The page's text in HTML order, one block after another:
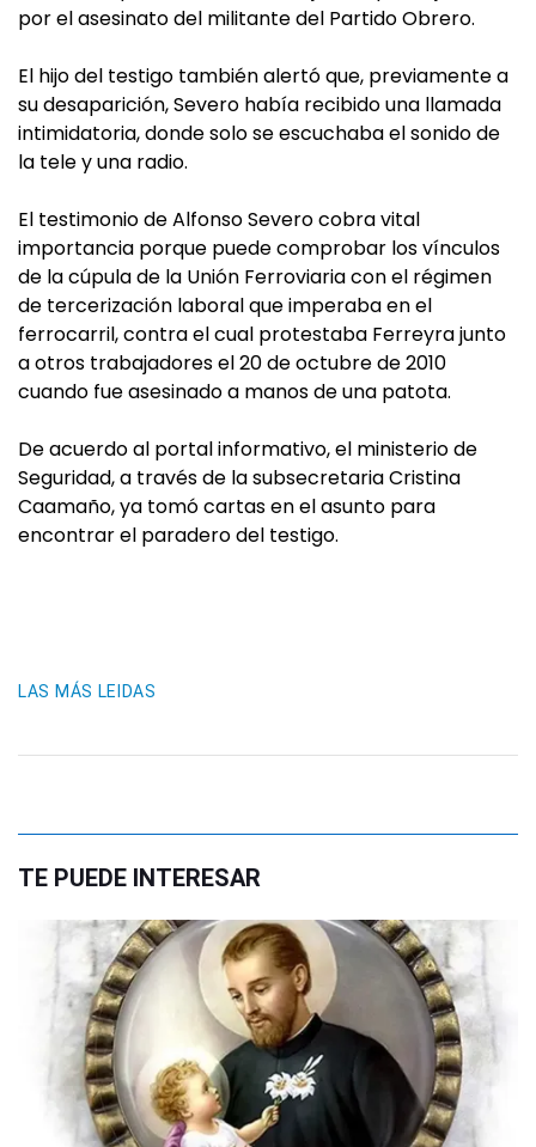
por el asesinato del militante del Partido Obrero.
El hijo del testigo también alertó que, previamente a
su desaparición, Severo había recibido una llamada
intimidatoria, donde solo se escuchaba el sonido de
la tele y una radio.
El testimonio de Alfonso Severo cobra vital
importancia porque puede comprobar los vínculos
de la cúpula de la Unión Ferroviaria con el régimen
de tercerización laboral que imperaba en el
ferrocarril, contra el cual protestaba Ferreyra junto
a otros trabajadores el 20 de octubre de 2010
cuando fue asesinado a manos de una patota.
De acuerdo al portal informativo, el ministerio de
Seguridad, a través de la subsecretaria Cristina
Caamaño, ya tomó cartas en el asunto para
encontrar el paradero del testigo.
LAS MÁS LEIDAS
TE PUEDE INTERESAR